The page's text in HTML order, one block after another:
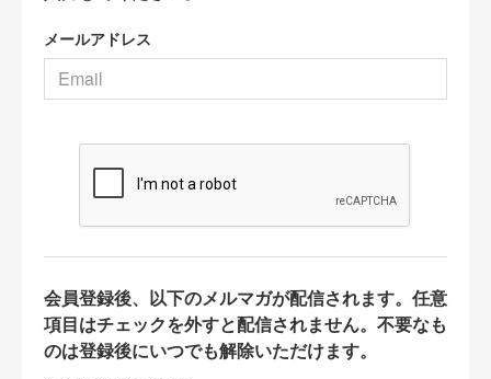
メールアドレス
会員登録後、以下のメルマガが配信されます。任意
項目はチェックを外すと配信されません。不要なも
のは登録後にいつでも解除いただけます。